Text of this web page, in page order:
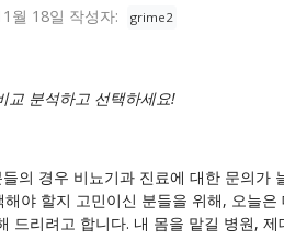
월 18일 작성자: grime2
교 분석하고 선택하세요!
의 경우 비뇨기과 진료에 대한 문의가
야 할지 고민이신 분들을 위해, 오늘은
드리려고 합니다. 내 몸을 맡길 병원,